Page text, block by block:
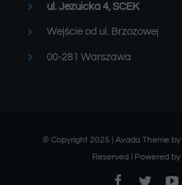
ul. Jezuicka 4, SCEK
Wejście od ul. Brzozowej
00-281 Warszawa
© Copyright 2025 | Avada Theme by
Reserved | Powered by